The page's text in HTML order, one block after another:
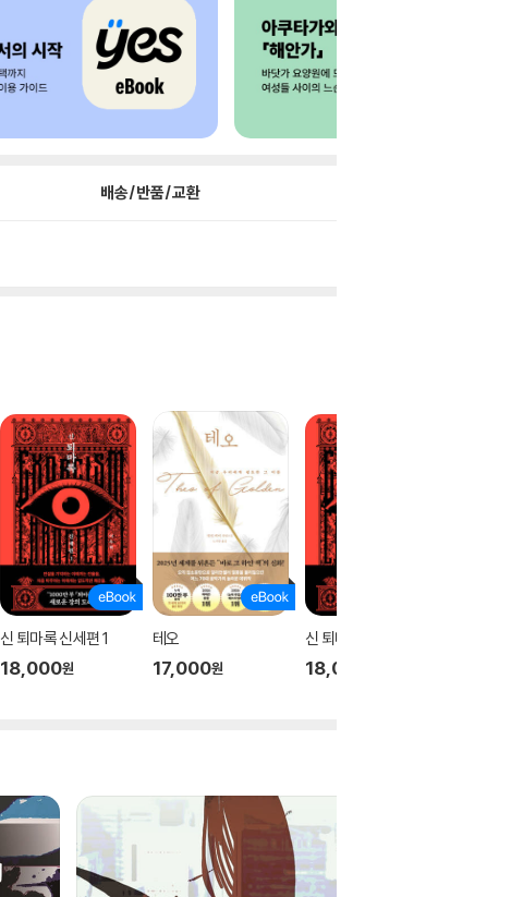
배송/반품/교환
신 퇴마록 신세편 1
18,000원
테오
17,000원
신 퇴마록 신세편 3
18,000